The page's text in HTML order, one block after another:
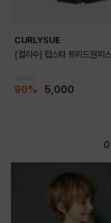
CURLYSUE
[컬리수] 럽스타 트위드원피스
90% 5,000